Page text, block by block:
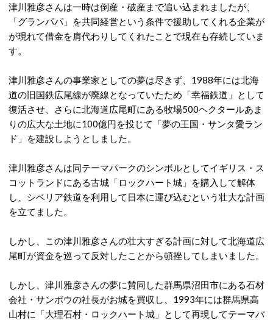
津川雅彦さんは一時は倒産・破産まで追い込まれましたが、
「グランパパ」を共同経営という条件で援助してくれる企業が
が現れて借金を肩代わりしてくれたことで現在も存続していま
す。
津川雅彦さんの事業家としての夢は尽きず、1988年には北海
道の旧国鉄広尾線が廃線となっていたため「幸福鉄道」として
復活させ、さらに北海道広尾町にある牧場500ヘクタールあま
りの広大な土地に100億円を投じて「夢の王国・サンタ愛ラン
ド」を建設しようとしました。
津川雅彦さんは同テーマパークのシンボルとしてイギリス・ス
コットランドにある古城「ロックハート城」を購入して解体
し、シベリア鉄道を利用して日本に運び込むという壮大な計画
を立てました。
しかし、この津川雅彦さんの壮大すぎる計画に対して北海道広
尾町が資金を巡って反対したことから頓挫してしまいました。
しかし、津川雅彦さんの夢に賛同した群馬県沼田市にある石材
会社・サンポウの社長がお城を買収し、1993年には群馬県高
山村に「大理石村・ロックハート城」として再現してテーマパ